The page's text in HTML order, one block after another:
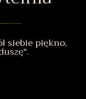
siebie piękno,